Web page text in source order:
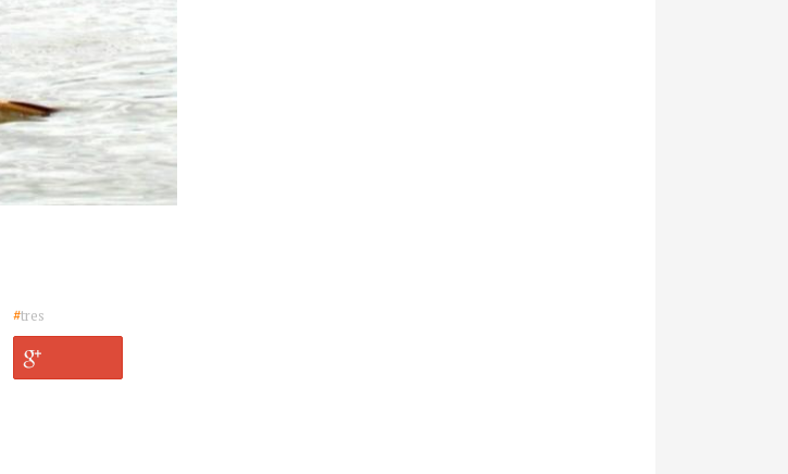
#tres